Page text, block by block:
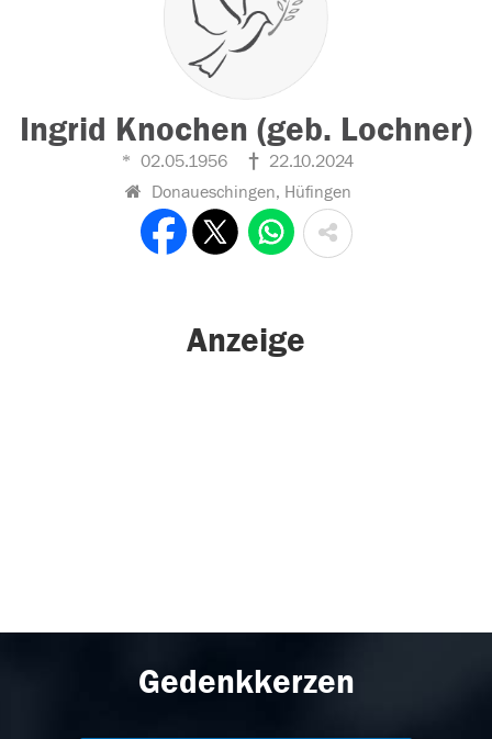
Ingrid Knochen (geb. Lochner)
02.05.1956
22.10.2024
Donaueschingen, Hüfingen
Anzeige
Gedenkkerzen